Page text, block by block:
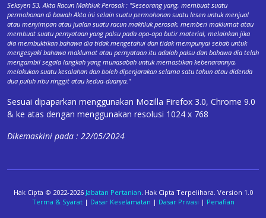
Seksyen 53, Akta Racun Makhluk Perosak : "Seseorang yang, membuat suatu
permohonan di bawah Akta ini selain suatu permohonan suatu lesen untuk menjual
atau menyimpan atau jualan suatu racun makhluk perosak, memberi maklumat atau
membuat suatu pernyataan yang palsu pada apa-apa butir material, melainkan jika
dia membuktikan bahawa dia tidak mengetahui dan tidak mempunyai sebab untuk
mengesyaki bahawa maklumat atau pernyataan itu adalah palsu dan bahawa dia telah
mengambil segala langkah yang munasabah untuk memastikan kebenarannya,
melakukan suatu kesalahan dan boleh dipenjarakan selama satu tahun atau didenda
dua puluh ribu ringgit atau kedua-duanya."
Sesuai dipaparkan menggunakan Mozilla Firefox 3.0, Chrome 9.0
& ke atas dengan menggunakan resolusi 1024 x 768
Dikemaskini pada : 22/05/2024
Hak Cipta © 2022-2026 Jabatan Pertanian. Hak Cipta Terpelihara. Version 1.0
Terma & Syarat| Dasar Keselamatan | Dasar Privasi | Penafian